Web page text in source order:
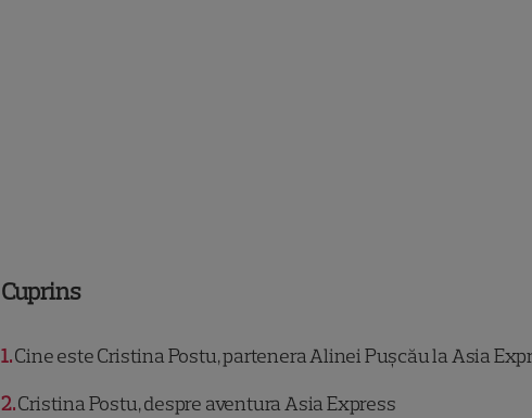
Cuprins
1Cine este Cristina Postu, partenera Alinei Pușcău la Asia
2Cristina Postu, despre aventura Asia Express